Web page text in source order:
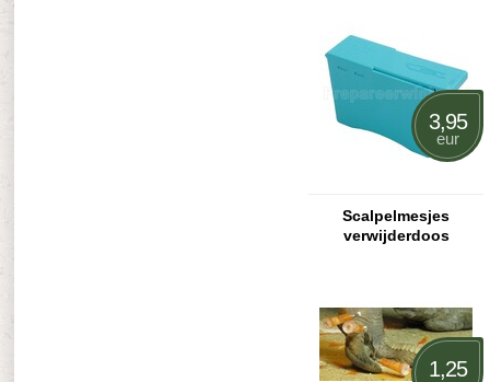
3,95
eur
Scalpelmesjes
verwijderdoos
1,25